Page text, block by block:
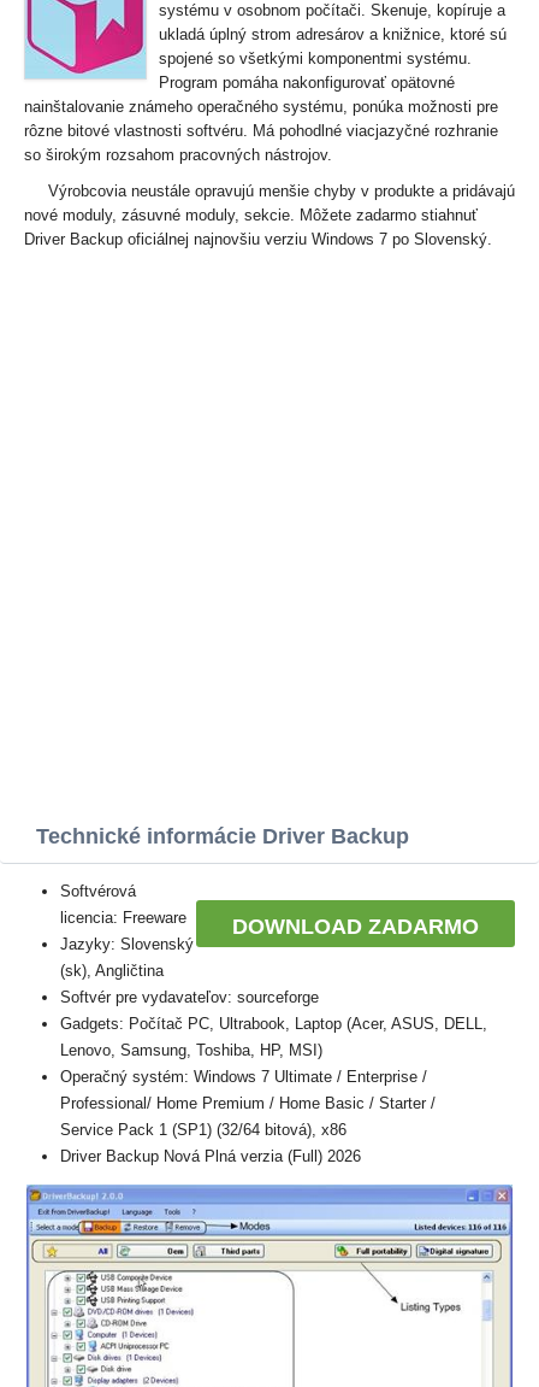
systému v osobnom počítači. Skenuje, kopíruje a
ukladá úplný strom adresárov a knižnice, ktoré sú
spojené so všetkými komponentmi systému.
Program pomáha nakonfigurovať opätovné
nainštalovanie známeho operačného systému, ponúka možnosti pre
rôzne bitové vlastnosti softvéru. Má pohodlné viacjazyčné rozhranie
so širokým rozsahom pracovných nástrojov.
Výrobcovia neustále opravujú menšie chyby v produkte a pridávajú
nové moduly, zásuvné moduly, sekcie. Môžete zadarmo stiahnuť
Driver Backup oficiálnej najnovšiu verziu Windows 7 po Slovenský.
Technické informácie Driver Backup
DOWNLOAD ZADARMO
Softvérová
licencia: Freeware
Jazyky: Slovenský
(sk), Angličtina
Softvér pre vydavateľov: sourceforge
Gadgets: Počítač PC, Ultrabook, Laptop (Acer, ASUS, DELL,
Lenovo, Samsung, Toshiba, HP, MSI)
Operačný systém: Windows 7 Ultimate / Enterprise /
Professional/ Home Premium / Home Basic / Starter /
Service Pack 1 (SP1) (32/64 bitová), x86
Driver Backup Nová Plná verzia (Full) 2026